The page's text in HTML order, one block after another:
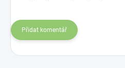
Přidat komentář